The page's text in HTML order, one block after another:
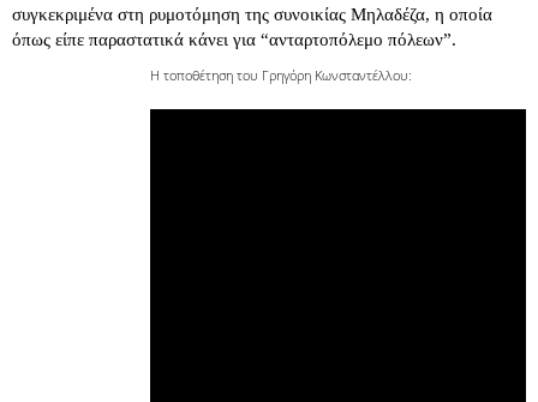
συγκεκριμένα στη ρυμοτόμηση της συνοικίας Μηλαδέζα, η οποία
όπως είπε παραστατικά κάνει για “ανταρτοπόλεμο πόλεων”.
Η τοποθέτηση του Γρηγόρη Κωνσταντέλλου: